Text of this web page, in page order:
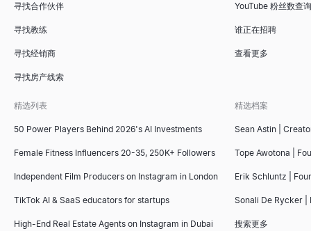
寻找合作伙伴
寻找教练
寻找经销商
寻找房产线索
YouTube 粉丝数查询
谁正在招聘
查看更多
精选列表
50 Power Players Behind 2026's AI Investments
Female Fitness Influencers 20-35, 250K+ Followers
Independent Film Producers on Instagram in London
TikTok AI & SaaS educators for startups
High-End Real Estate Agents on Instagram in Dubai
精选档案
Sean Astin |
Tope Awotona |
Erik Schluntz |
Sonali De Rycker |
搜索更多